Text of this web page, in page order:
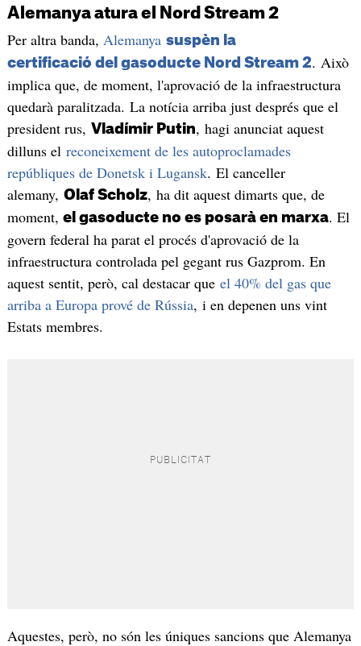
Alemanya atura el Nord Stream 2
Per altra banda, Alemanya suspèn la
certificació del gasoducte Nord Stream 2. Això
implica que, de moment, l'aprovació de la infraestructura
quedarà paralitzada. La notícia arriba just després que el
president rus, Vladímir Putin, hagi anunciat aquest
dilluns el reconeixement de les autoproclamades
repúbliques de Donetsk i Lugansk. El canceller
alemany, Olaf Scholz, ha dit aquest dimarts que, de
moment, el gasoducte no es posarà en marxa. El
govern federal ha parat el procés d'aprovació de la
infraestructura controlada pel gegant rus Gazprom. En
aquest sentit, però, cal destacar que el 40% del gas que
arriba a Europa prové de Rússia, i en depenen uns vint
Estats membres.
Aquestes, però, no són les úniques sancions que Alemanya